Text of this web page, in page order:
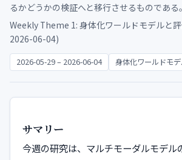
るかどうかの検証へと移行させるものである。
Weekly Theme 1: 身体化ワールドモデルと
2026-06-04)
2026-05-29 – 2026-06-04 身体化ワールドモ
サマリー
今週の研究は、マルチモーダルモデル